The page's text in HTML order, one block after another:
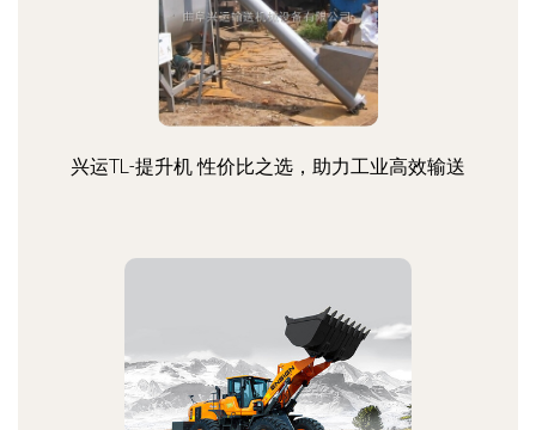
兴运TL-提升机 性价比之选，助力工业高效输送